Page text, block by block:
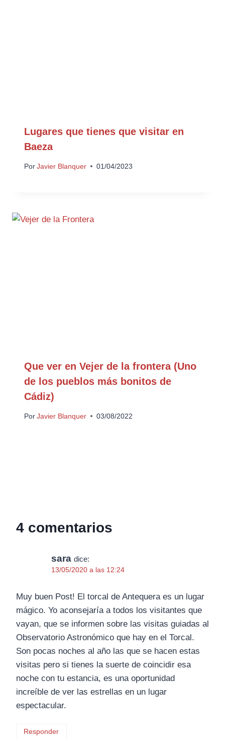
Lugares que tienes que visitar en
Baeza
Por Javier Blanquer 01/04/2023
Que ver en Vejer de la frontera (Uno
de los pueblos más bonitos de
Cádiz)
Por Javier Blanquer 03/08/2022
4 comentarios
sara dice:
13/05/2020 a las 12:24
Muy buen Post! El torcal de Antequera es un lugar
mágico. Yo aconsejaría a todos los visitantes que
vayan, que se informen sobre las visitas guiadas al
Observatorio Astronómico que hay en el Torcal.
Son pocas noches al año las que se hacen estas
visitas pero si tienes la suerte de coincidir esa
noche con tu estancia, es una oportunidad
increíble de ver las estrellas en un lugar
espectacular.
Responder